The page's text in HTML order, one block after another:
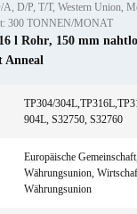
D/P, T/T, Western Union,
300 TONNEN/MONAT
l Rohr, 150 mm
Anneal
TP304/
904L, S32750, S32760
Europäische
Währungsunion,
Währungsunion